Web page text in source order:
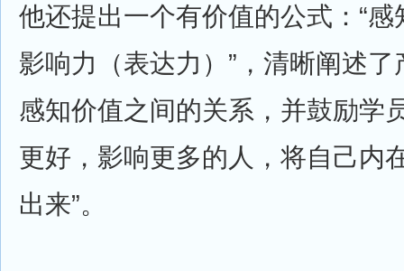
他还提出一个有价值的公式：“
影响力（表达力）”，清晰阐述
感知价值之间的关系，并鼓励学
更好，影响更多的人，将自己内
出来”。